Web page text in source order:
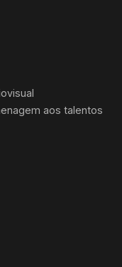
aos talentos